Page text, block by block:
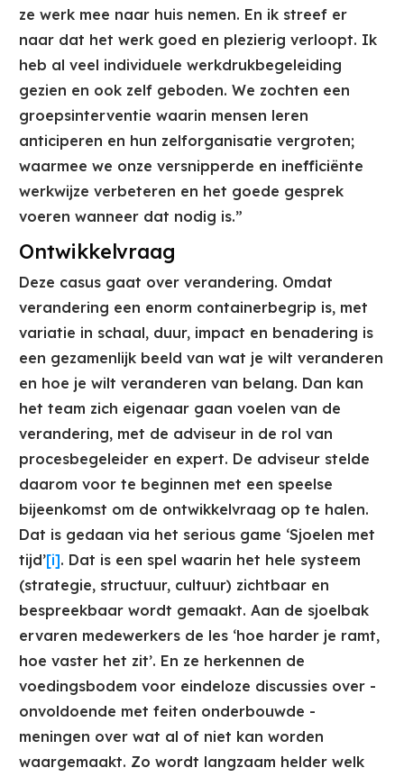
ze werk mee naar huis nemen. En ik streef er
naar dat het werk goed en plezierig verloopt. Ik
heb al veel individuele werkdrukbegeleiding
gezien en ook zelf geboden. We zochten een
groepsinterventie waarin mensen leren
anticiperen en hun zelforganisatie vergroten;
waarmee we onze versnipperde en inefficiënte
werkwijze verbeteren en het goede gesprek
voeren wanneer dat nodig is.”
Ontwikkelvraag
Deze casus gaat over verandering. Omdat
verandering een enorm containerbegrip is, met
variatie in schaal, duur, impact en benadering is
een gezamenlijk beeld van wat je wilt veranderen
en hoe je wilt veranderen van belang. Dan kan
het team zich eigenaar gaan voelen van de
verandering, met de adviseur in de rol van
procesbegeleider en expert. De adviseur stelde
daarom voor te beginnen met een speelse
bijeenkomst om de ontwikkelvraag op te halen.
Dat is gedaan via het serious game ‘Sjoelen met
tijd’[i]. Dat is een spel waarin het hele systeem
(strategie, structuur, cultuur) zichtbaar en
bespreekbaar wordt gemaakt. Aan de sjoelbak
ervaren medewerkers de les ‘hoe harder je ramt,
hoe vaster het zit’. En ze herkennen de
voedingsbodem voor eindeloze discussies over -
onvoldoende met feiten onderbouwde -
meningen over wat al of niet kan worden
waargemaakt. Zo wordt langzaam helder welk